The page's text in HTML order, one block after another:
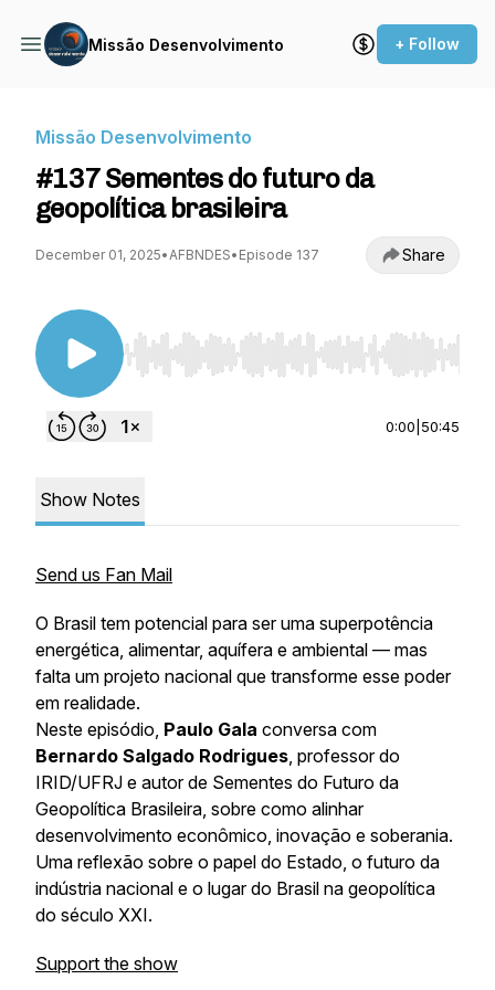
Missão Desenvolvimento + Follow
Missão Desenvolvimento
#137 Sementes do futuro da
geopolítica brasileira
December 01, 2025•AFBNDES• Episode 137 Share
Use Left/Right to seek, Home/End to jump to
0:00 50:45
Show Notes
Send us Fan Mail
O Brasil tem potencial para ser uma superpotência
energética, alimentar, aquífera e ambiental — mas
falta um projeto nacional que transforme esse poder
em realidade.
Neste episódio, Paulo Gala conversa com
Bernardo Salgado Rodrigues, professor do
IRID/UFRJ e autor de Sementes do Futuro da
Geopolítica Brasileira, sobre como alinhar
desenvolvimento econômico, inovação e soberania.
Uma reflexão sobre o papel do Estado, o futuro da
indústria nacional e o lugar do Brasil na geopolítica
do século XXI.
Support the show